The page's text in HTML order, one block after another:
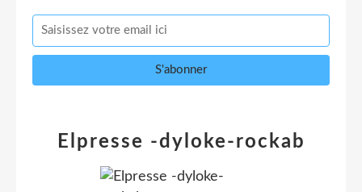
Elpresse -dyloke-rockab